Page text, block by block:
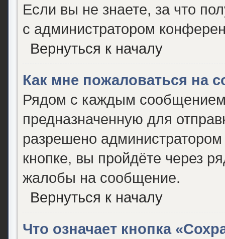
Если вы не знаете, за что
с администратором
Вернуться к началу
Как мне пожаловаться на
Рядом с каждым сообщением
предназначенную для
разрешено
кнопке, вы пройдёте через
жалобы на сообщение.
Вернуться к началу
Что означает кнопка